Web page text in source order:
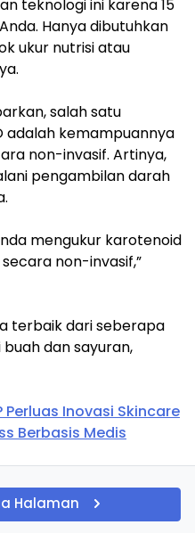
teknologi ini karena 15
Hanya dibutuhkan
ukur nutrisi atau
salah satu
adalah kemampuannya
non-invasif. Artinya,
pengambilan darah
mengukur karotenoid
non-invasif,”
terbaik dari seberapa
dan sayuran,
Perluas Inovasi Skincare
Berbasis Medis
Halaman